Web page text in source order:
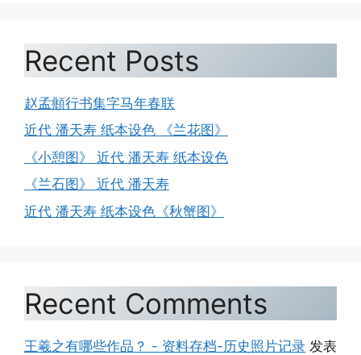
Recent Posts
赵孟頫行书集字马年春联
近代 潘天寿 纸本设色 《兰花图》
《小憩图》 近代 潘天寿 纸本设色
《兰石图》 近代 潘天寿
近代 潘天寿 纸本设色《秋蟹图》
Recent Comments
王羲之有哪些作品？ - 资料存档-历史照片记录 发表